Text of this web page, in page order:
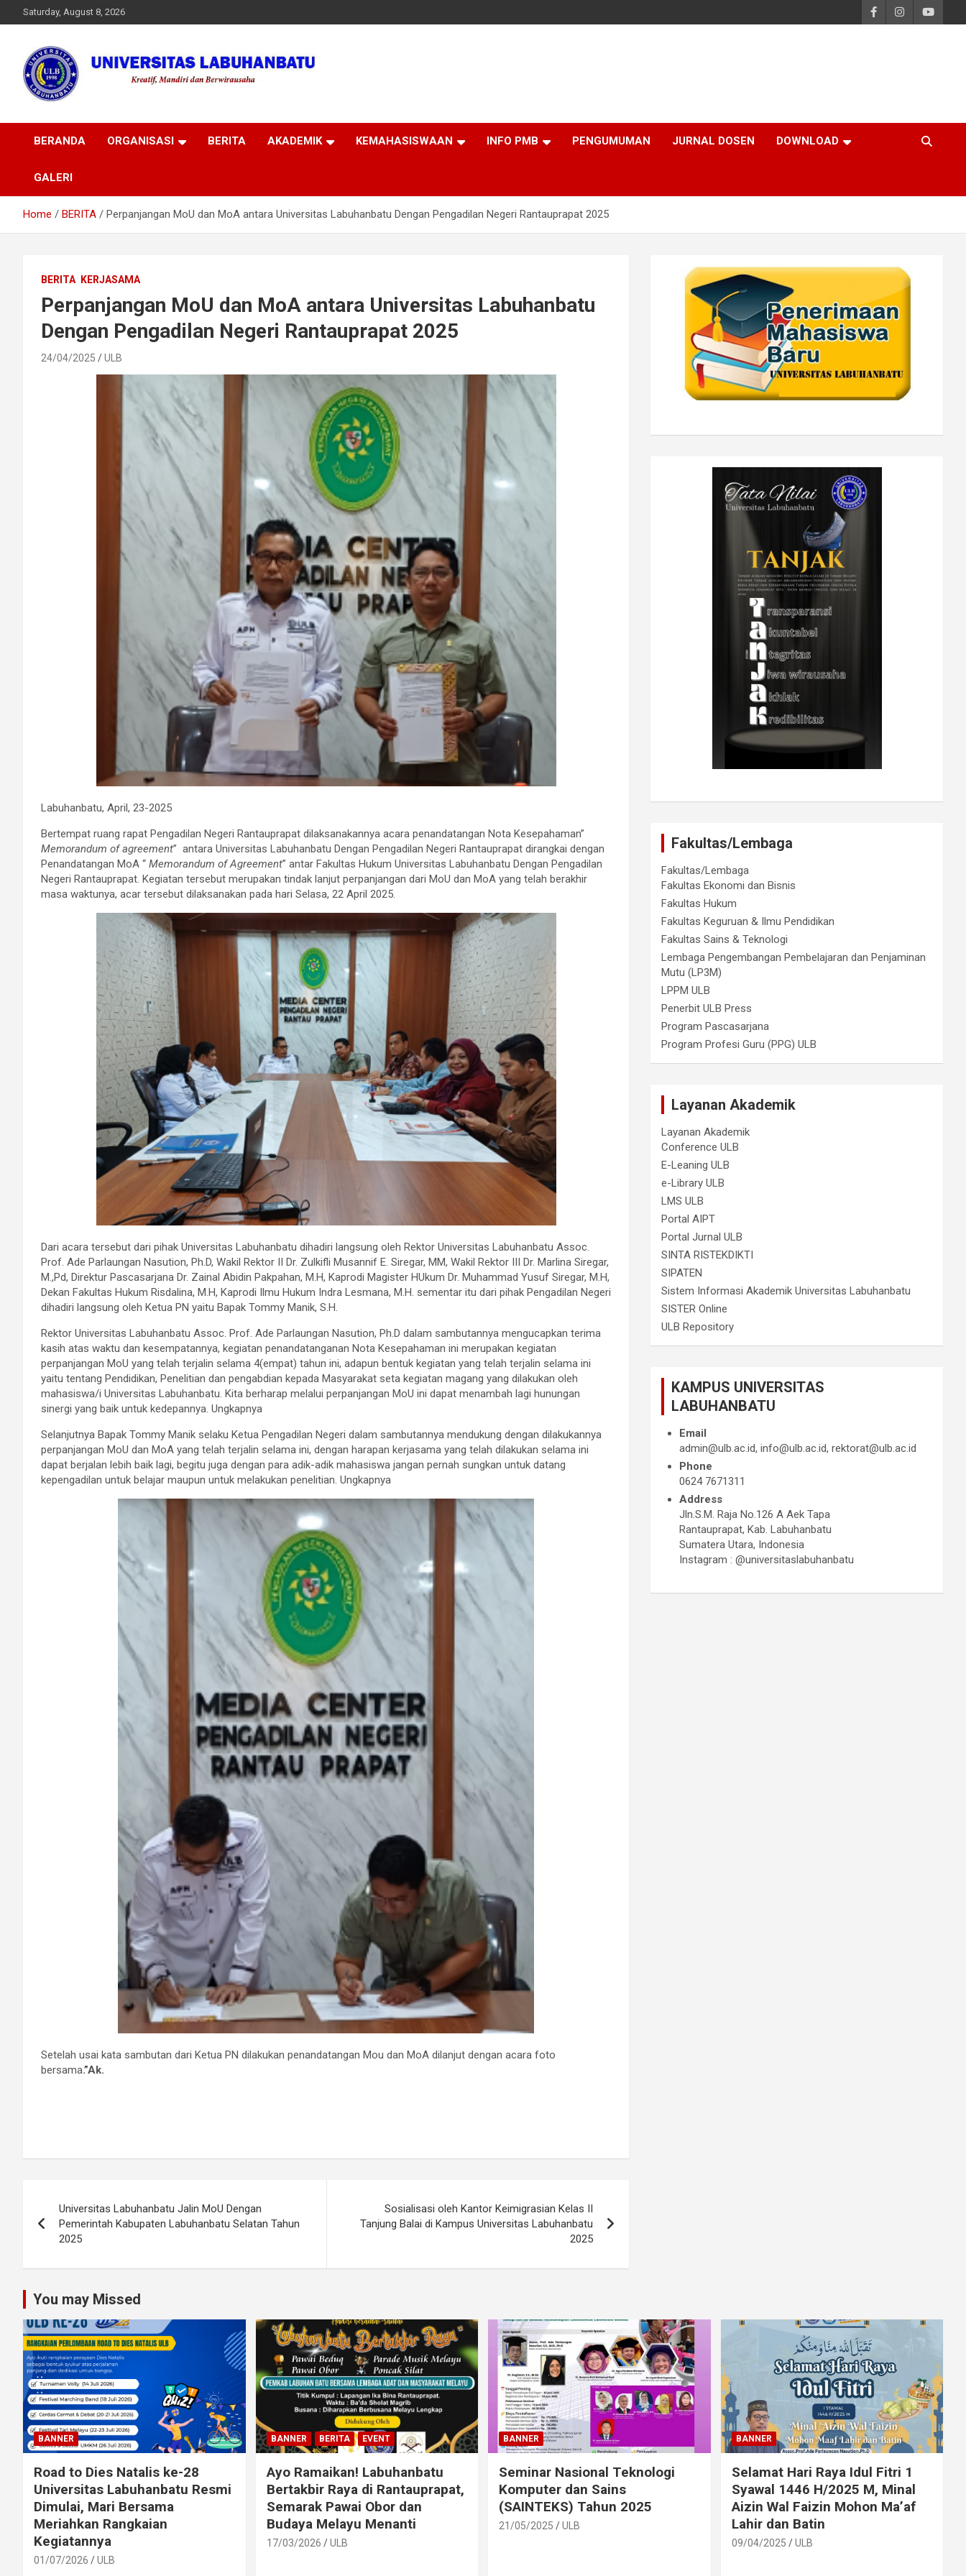
to
Saturday, August 8, 2026
Universitas
BERANDA ORGANISASI BERITA AKADEMIK KEMAHASISWAAN INFO PMB PENGUMUMAN JURNAL DOSEN DOWNLOAD
GALERI
Home BERITA Perpanjangan MoU dan MoA antara Universitas Labuhanbatu Dengan Pengadilan Negeri Rantauprapat 2025
BERITA KERJASAMA
Perpanjangan MoU dan MoA antara Universitas Labuhanbatu
Dengan Pengadilan Negeri Rantauprapat 2025
24/04/2025 ULB
Labuhanbatu, April, 23-2025
Bertempat ruang rapat Pengadilan Negeri Rantauprapat dilaksanakannya acara penandatangan Nota Kesepahaman”
Memorandum of agreement” antara Universitas Labuhanbatu Dengan Pengadilan Negeri Rantauprapat dirangkai dengan
Penandatangan MoA “ Memorandum of Agreement” antar Fakultas Hukum Universitas Labuhanbatu Dengan Pengadilan
Negeri Rantauprapat. Kegiatan tersebut merupakan tindak lanjut perpanjangan dari MoU dan MoA yang telah berakhir
masa waktunya, acar tersebut dilaksanakan pada hari Selasa, 22 April 2025.
Dari acara tersebut dari pihak Universitas Labuhanbatu dihadiri langsung oleh Rektor Universitas Labuhanbatu Assoc.
Prof. Ade Parlaungan Nasution, Ph.D, Wakil Rektor II Dr. Zulkifli Musannif E. Siregar, MM, Wakil Rektor III Dr. Marlina Siregar,
M.,Pd, Direktur Pascasarjana Dr. Zainal Abidin Pakpahan, M.H, Kaprodi Magister HUkum Dr. Muhammad Yusuf Siregar, M.H,
Dekan Fakultas Hukum Risdalina, M.H, Kaprodi Ilmu Hukum Indra Lesmana, M.H. sementar itu dari pihak Pengadilan Negeri
dihadiri langsung oleh Ketua PN yaitu Bapak Tommy Manik, S.H.
Rektor Universitas Labuhanbatu Assoc. Prof. Ade Parlaungan Nasution, Ph.D dalam sambutannya mengucapkan terima
kasih atas waktu dan kesempatannya, kegiatan penandatanganan Nota Kesepahaman ini merupakan kegiatan
perpanjangan MoU yang telah terjalin selama 4(empat) tahun ini, adapun bentuk kegiatan yang telah terjalin selama ini
yaitu tentang Pendidikan, Penelitian dan pengabdian kepada Masyarakat seta kegiatan magang yang dilakukan oleh
mahasiswa/i Universitas Labuhanbatu. Kita berharap melalui perpanjangan MoU ini dapat menambah lagi hunungan
sinergi yang baik untuk kedepannya. Ungkapnya
Selanjutnya Bapak Tommy Manik selaku Ketua Pengadilan Negeri dalam sambutannya mendukung dengan dilakukannya
perpanjangan MoU dan MoA yang telah terjalin selama ini, dengan harapan kerjasama yang telah dilakukan selama ini
dapat berjalan lebih baik lagi, begitu juga dengan para adik-adik mahasiswa jangan pernah sungkan untuk datang
kepengadilan untuk belajar maupun untuk melakukan penelitian. Ungkapnya
Setelah usai kata sambutan dari Ketua PN dilakukan penandatangan Mou dan MoA dilanjut dengan acara foto
bersama.”Ak.
navigation
Universitas Labuhanbatu Jalin MoU Dengan
Pemerintah Kabupaten Labuhanbatu Selatan Tahun
2025
Sosialisasi oleh Kantor Keimigrasian Kelas II
Tanjung Balai di Kampus Universitas Labuhanbatu
2025
Fakultas/Lembaga
Fakultas/Lembaga
Fakultas Ekonomi dan Bisnis
Fakultas Hukum
Fakultas Keguruan & Ilmu Pendidikan
Fakultas Sains & Teknologi
Lembaga Pengembangan Pembelajaran dan Penjaminan
Mutu (LP3M)
LPPM ULB
Penerbit ULB Press
Program Pascasarjana
Program Profesi Guru (PPG) ULB
Layanan Akademik
Layanan Akademik
Conference ULB
E-Leaning ULB
e-Library ULB
LMS ULB
Portal AIPT
Portal Jurnal ULB
SINTA RISTEKDIKTI
SIPATEN
Sistem Informasi Akademik Universitas Labuhanbatu
SISTER Online
ULB Repository
KAMPUS UNIVERSITAS
LABUHANBATU
Email
admin@ulb.ac.id, info@ulb.ac.id, rektorat@ulb.ac.id
Phone
0624 7671311
Address
Jln.S.M. Raja No.126 A Aek Tapa
Rantauprapat, Kab. Labuhanbatu
Sumatera Utara, Indonesia
Instagram : @universitaslabuhanbatu
You may Missed
BANNER
Road to Dies Natalis ke-28
Universitas Labuhanbatu Resmi
Dimulai, Mari Bersama
Meriahkan Rangkaian
Kegiatannya
01/07/2026 ULB
BANNER BERITA EVENT
Ayo Ramaikan! Labuhanbatu
Bertakbir Raya di Rantauprapat,
Semarak Pawai Obor dan
Budaya Melayu Menanti
17/03/2026 ULB
BANNER
Seminar Nasional Teknologi
Komputer dan Sains
(SAINTEKS) Tahun 2025
21/05/2025 ULB
BANNER
Selamat Hari Raya Idul Fitri 1
Syawal 1446 H/2025 M, Minal
Aizin Wal Faizin Mohon Ma’af
Lahir dan Batin
09/04/2025 ULB